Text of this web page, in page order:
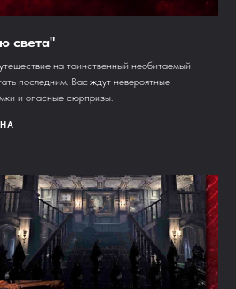
света"
на таинственный необитаемый
последним. Вас ждут невероятные
и опасные сюрпризы.